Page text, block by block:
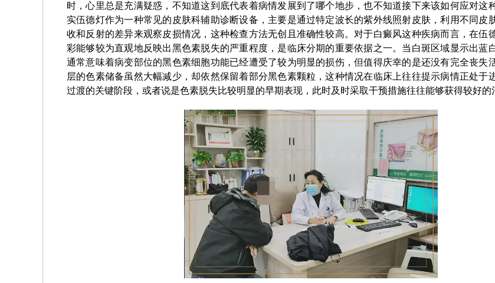
时，心里总是充满疑惑，不知道这到底代表着病情发展到了哪个地步，也不知道接下来该如何应对这
实伍德灯作为一种常见的皮肤科辅助诊断设备，主要是通过特定波长的紫外线照射皮肤，利用不同皮
收和反射的差异来观察皮损情况，这种检查方法无创且准确性较高。对于白癜风这种疾病而言，在伍
彩能够较为直观地反映出黑色素脱失的严重程度，是临床分期的重要依据之一。当白斑区域显示出蓝
通常意味着病变部位的黑色素细胞功能已经遭受了较为明显的损伤，但值得庆幸的是还没有完全丧失
层的色素储备虽然大幅减少，却依然保留着部分黑色素颗粒，这种情况在临床上往往提示病情正处于
过渡的关键阶段，或者说是色素脱失比较明显的早期表现，此时及时采取干预措施往往能够获得较好的